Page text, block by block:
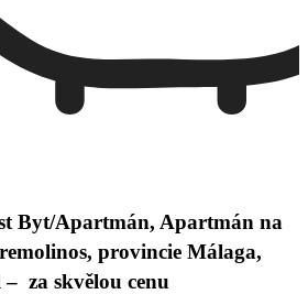
Byt/Apartmán, Apartmán na
provincie Málaga,
– za skvělou cenu